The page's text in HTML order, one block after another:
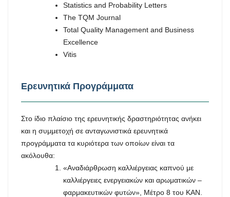
Statistics and Probability Letters
The TQM Journal
Total Quality Management and Business
Excellence
Vitis
Ερευνητικά Προγράμματα
Στο ίδιο πλαίσιο της ερευνητικής δραστηριότητας ανήκει
και η συμμετοχή σε ανταγωνιστικά ερευνητικά
προγράμματα τα κυριότερα των οποίων είναι τα
ακόλουθα:
«Αναδιάρθρωση καλλιέργειας καπνού με
καλλιέργειες ενεργειακών και αρωματικών –
φαρμακευτικών φυτών», Μέτρο 8 του ΚΑΝ.